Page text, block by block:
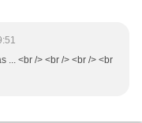
... <br /> <br /> <br /> <br